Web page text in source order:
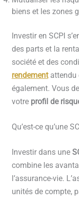
biens et les zones
Investir en SCPI
des parts et la
société et des
rendementattendu
également. Vous
votre profil de
Qu’est-ce qu’une
Investir dans une
combine les
l’assurance-vie.
unités de compte,